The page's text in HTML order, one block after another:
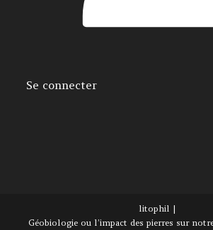
Se connecter
litophil
Géobiologie ou l’impact des pierres sur